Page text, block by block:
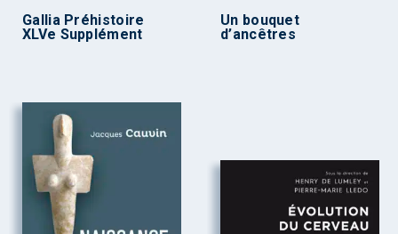
Gallia Préhistoire
XLVe Supplément
Un bouquet
d’ancêtres